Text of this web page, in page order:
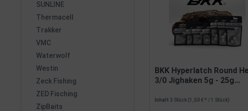
SUNLINE
Thermacell
Trakker
VMC
Waterwolf
Westin
Zeck Fishing
ZED Fisching
ZipBaits
BKK Hyperlatch Round
3/0 Jighaken 5g - 25g...
Inhalt3 Stück (1,50 € * / 1 Stück)